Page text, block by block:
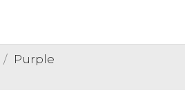
Purple